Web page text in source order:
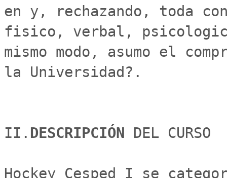
en y, rechazando, toda
fisico, verbal,
mismo modo, asumo el
la Universidad?.
II. DESCRIPCIÓN DEL CURSO
Hockey Cesped I se